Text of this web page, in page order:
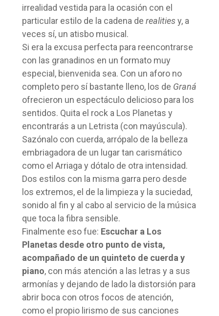
irrealidad vestida para la ocasión con el
particular estilo de la cadena de realitiesy, a
veces sí, un atisbo musical.
Si era la excusa perfecta para reencontrarse
con las granadinos en un formato muy
especial, bienvenida sea. Con un aforo no
completo pero sí bastante lleno, los de Graná
ofrecieron un espectáculo delicioso para los
sentidos. Quita el rock a Los Planetas y
encontrarás a un Letrista (con mayúscula).
Sazónalo con cuerda, arrópalo de la belleza
embriagadora de un lugar tan carismático
como el Arriaga y dótalo de otra intensidad.
Dos estilos con la misma garra pero desde
los extremos, el de la limpieza y la suciedad,
sonido al fin y al cabo al servicio de la música
que toca la fibra sensible.
Finalmente eso fue: Escuchar a Los
Planetas desde otro punto de vista,
acompañado de un quinteto de cuerda y
piano, con más atención a las letras y a sus
armonías y dejando de lado la distorsión para
abrir boca con otros focos de atención,
como el propio lirismo de sus canciones